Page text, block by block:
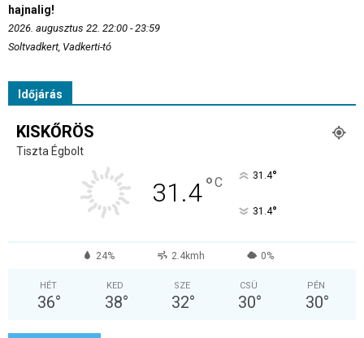
hajnalig!
2026. augusztus 22. 22:00 - 23:59
Soltvadkert, Vadkerti-tó
Időjárás
KISKŐRÖS
Tiszta Égbolt
31.4°C 31.4°
31.4°
24% 2.4kmh 0%
HÉT
36°
KED
38°
SZE
32°
CSÜ
30°
PÉN
30°